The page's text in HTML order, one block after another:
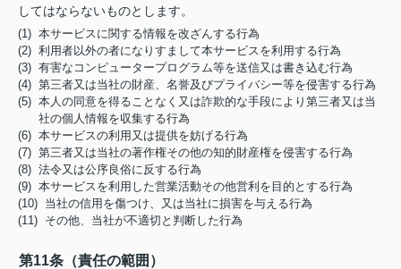
してはならないものとします。
(1) 本サービスに関する情報を改ざんする行為
(2) 利用者以外の者になりすまして本サービスを利用する行為
(3) 有害なコンピュータープログラム等を送信又は書き込む行為
(4) 第三者又は当社の財産、名誉及びプライバシー等を侵害する行為
(5) 本人の同意を得ることなく又は詐欺的な手段により第三者又は当
社の個人情報を収集する行為
(6) 本サービスの利用又は提供を妨げる行為
(7) 第三者又は当社の著作権その他の知的財産権を侵害する行為
(8) 法令又は公序良俗に反する行為
(9) 本サービスを利用した営業活動その他営利を目的とする行為
(10) 当社の信用を傷つけ、又は当社に損害を与える行為
(11) その他、当社が不適切と判断した行為
第11条（責任の範囲）